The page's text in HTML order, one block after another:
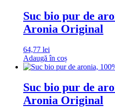
Suc bio pur de
Aronia Original
64,77 lei
Adaugă în coș
Suc bio pur de
Aronia Original